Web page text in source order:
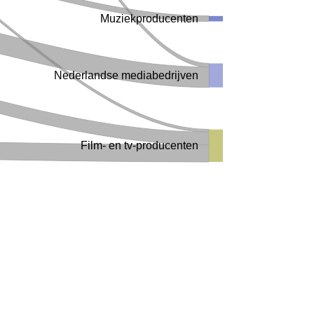
Film- en tv-producenten
Muziekproducenten
Nederlandse mediabedrijven